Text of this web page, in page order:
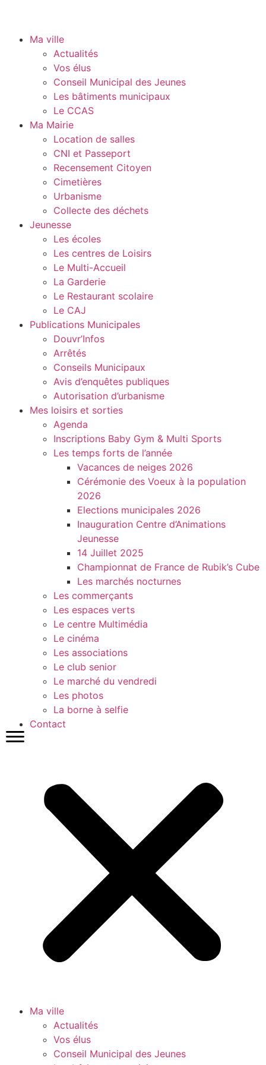
Ma ville
Actualités
Vos élus
Conseil Municipal des Jeunes
Les bâtiments municipaux
Le CCAS
Ma Mairie
Location de salles
CNI et Passeport
Recensement Citoyen
Cimetières
Urbanisme
Collecte des déchets
Jeunesse
Les écoles
Les centres de Loisirs
Le Multi-Accueil
La Garderie
Le Restaurant scolaire
Le CAJ
Publications Municipales
Douvr’Infos
Arrêtés
Conseils Municipaux
Avis d’enquêtes publiques
Autorisation d’urbanisme
Mes loisirs et sorties
Agenda
Inscriptions Baby Gym & Multi Sports
Les temps forts de l’année
Vacances de neiges 2026
Cérémonie des Voeux à la population
2026
Elections municipales 2026
Inauguration Centre d’Animations
Jeunesse
14 Juillet 2025
Championnat de France de Rubik’s Cube
Les marchés nocturnes
Les commerçants
Les espaces verts
Le centre Multimédia
Le cinéma
Les associations
Le club senior
Le marché du vendredi
Les photos
La borne à selfie
Contact
Ma ville
Actualités
Vos élus
Conseil Municipal des Jeunes